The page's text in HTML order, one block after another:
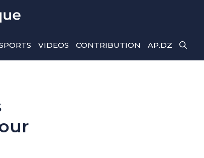
VIDEOS CONTRIBUTION AP.DZ